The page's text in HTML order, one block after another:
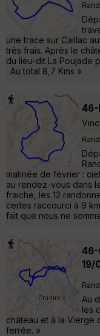
une trace sur Caillac
très frais. Après le
du lieu-dit La Poujade
. Au total 8,7 Kms »
46-
matinée de février :
au rendez-vous dans
fraiche, les 12
certes raccourci à 9
fait que nous ne
46-
19/
Au
les
château et à la Vierge
ferrée. »